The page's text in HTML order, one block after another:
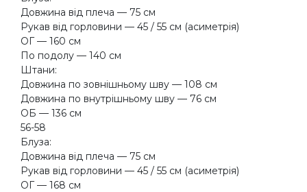
Довжина від плеча — 75 см
Рукав від горловини — 45 / 55 см (асиметрія)
ОГ — 160 см
По подолу — 140 см
Штани:
Довжина по зовнішньому шву — 108 см
Довжина по внутрішньому шву — 76 см
ОБ — 136 см
56-58
Блуза:
Довжина від плеча — 75 см
Рукав від горловини — 45 / 55 см (асиметрія)
ОГ — 168 см